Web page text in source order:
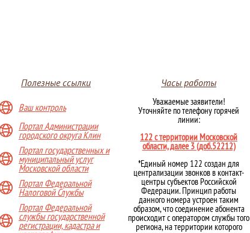
Полезные ссылки
Ваш контроль
Портал Администрации
городского округа Клин
Портал государственных и
муниципальный услуг
Московской области
Портал Федеральной
Налоговой Службы
Портал Федеральной
службы государственной
регистрации, кадастра и
Часы работы
Уважаемые заявители!
Уточняйте по телефону горячей
линии:
122 с территории Московской
области, далее 3 (доб.52212)
*Единый номер 122 создан для
централизации звонков в контакт-
центры субъектов Российской
Федерации. Принцип работы
данного номера устроен таким
образом, что соединение абонента
происходит с оператором службы того
региона, на территории которого